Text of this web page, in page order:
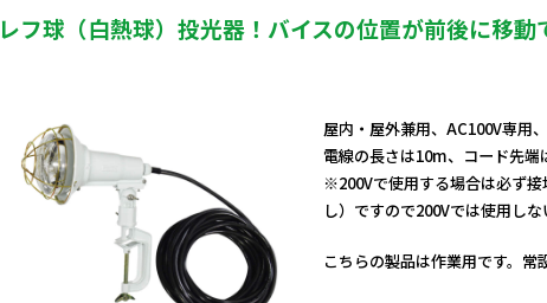
レフ球（白熱球）投光器！バイスの位置が前後に移動
屋内・屋外兼用、AC100V専用
電線の長さは10m、コード先端
※200Vで使用する場合は必ず
し）ですので200Vでは使用しな
こちらの製品は作業用です。常